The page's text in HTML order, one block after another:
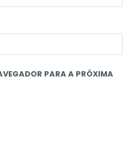
PARA A PRÓXIMA